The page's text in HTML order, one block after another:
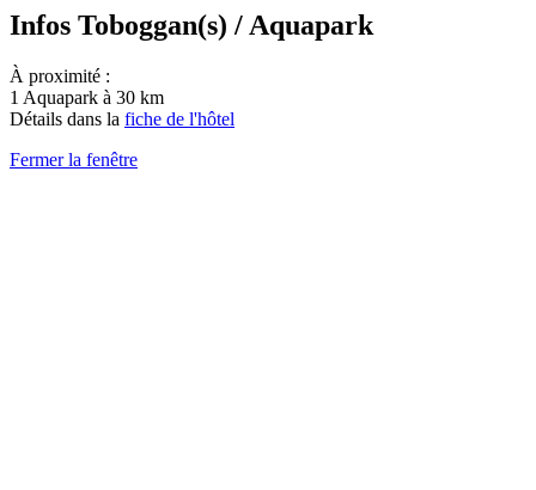
Infos Toboggan(s) / Aquapark
À proximité :
1 Aquapark à 30 km
Détails dans la fiche de l'hôtel
Fermer la fenêtre